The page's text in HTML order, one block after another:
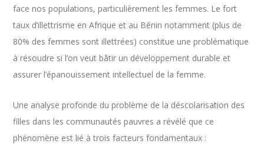
face nos populations, particulièrement les femmes. Le fort
taux d’illettrisme en Afrique et au Bénin notamment (plus de
80% des femmes sont illettrées) constitue une problématique
à résoudre si l’on veut bâtir un développement durable et
assurer l’épanouissement intellectuel de la femme.
Une analyse profonde du problème de la déscolarisation des
filles dans les communautés pauvres a révélé que ce
phénomène est lié à trois facteurs fondamentaux :